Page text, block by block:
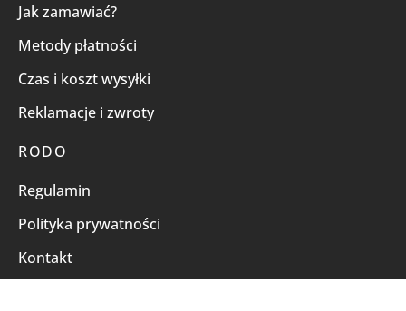
Jak zamawiać?
Metody płatności
Czas i koszt wysyłki
Reklamacje i zwroty
RODO
Regulamin
Polityka prywatności
Kontakt